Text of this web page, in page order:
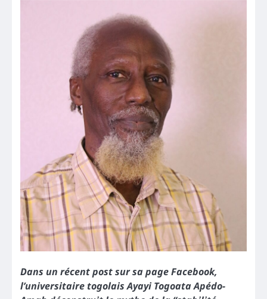
Dans un récent post sur sa page Facebook,
l’universitaire togolais Ayayi Togoata Apédo-